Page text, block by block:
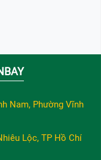
Nam, Phường Vĩnh
Lộc, TP Hồ Chí